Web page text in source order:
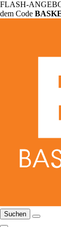
FLASH-
dem Code
Suchen